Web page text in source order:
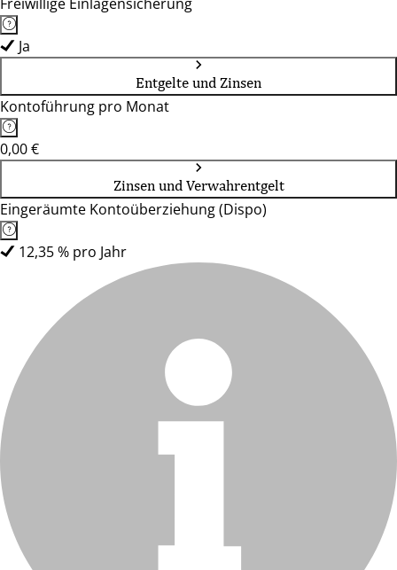
Ja
Entgelte und Zinsen
Kontoführung pro Monat
0,00 €
Zinsen und Verwahrentgelt
Eingeräumte Kontoüberziehung (Dispo)
12,35 % pro Jahr